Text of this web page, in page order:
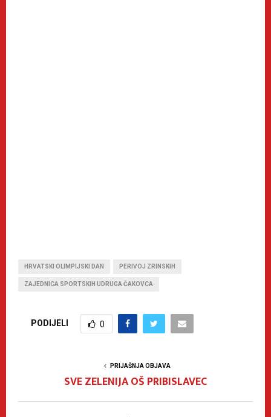
HRVATSKI OLIMPIJSKI DAN PERIVOJ ZRINSKIH
ZAJEDNICA SPORTSKIH UDRUGA ČAKOVCA
PODIJELI 0
PRIJAŠNJA OBJAVA
SVE ZELENIJA OŠ PRIBISLAVEC